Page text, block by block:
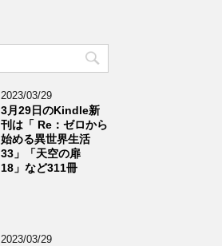
2023/03/29
3月29日のKindle新
刊は「 Re：ゼロから
始める異世界生活
33」「天空の扉
18」など311冊
2023/03/29